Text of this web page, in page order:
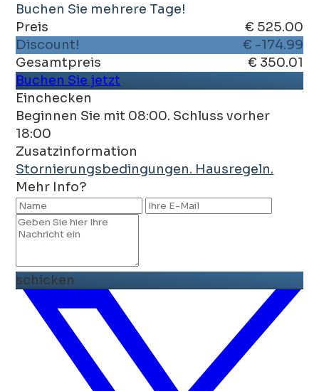
Buchen Sie mehrere Tage!
Preis
€ 525.00
Discount!
€ -174.99
Gesamtpreis
€ 350.01
Buchen Sie jetzt
Einchecken
Beginnen Sie mit 08:00. Schluss vorher
18:00
Zusatzinformation
Stornierungsbedingungen. Hausregeln.
Mehr Info?
schicken